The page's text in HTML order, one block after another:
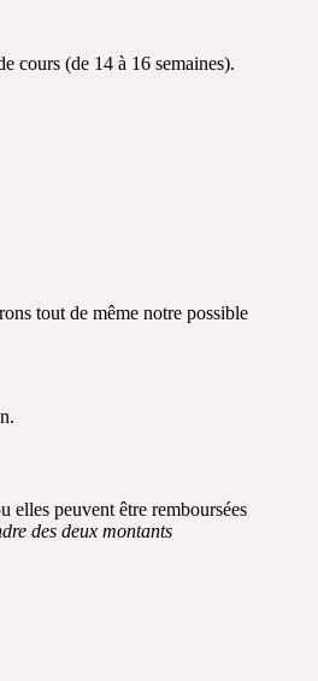
cours (de 14 à 16 semaines).
tout de même notre possible
elles peuvent être remboursées
des deux montants